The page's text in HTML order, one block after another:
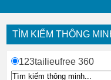
TÌM KIẾM THÔNG
123tailieufree 360